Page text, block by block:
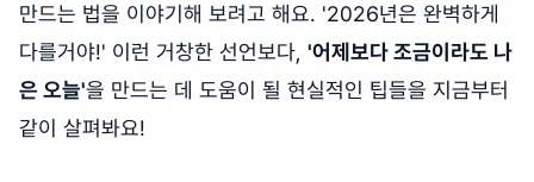
만드는 법을 이야기해 보려고 해요. '2026년은 완벽하게
다를거야!' 이런 거창한 선언보다, '어제보다 조금이라도 나
은 오늘'을 만드는 데 도움이 될 현실적인 팁들을 지금부터
같이 살펴봐요!